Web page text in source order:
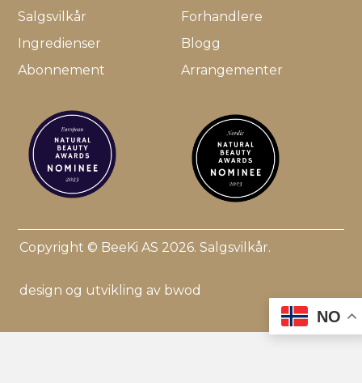
Salgsvilkår
Ingredienser
Abonnement
Forhandlere
Blogg
Arrangementer
Copyright © BeeKi AS 2026. Salgsvilkår.
design og utvikling av bwod
NO